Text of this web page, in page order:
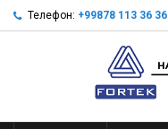
Телефон: +99878 113 36 36